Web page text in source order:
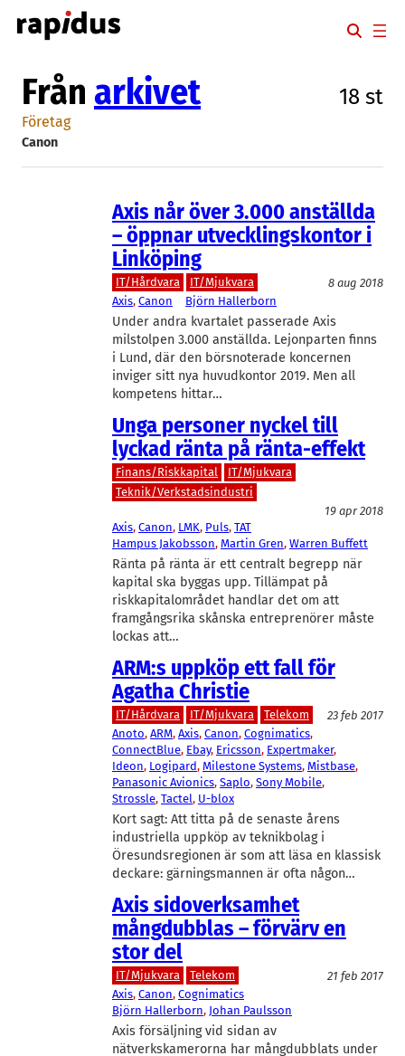
Hoppa
till
Från arkivet 18 st
Företag
Canon
Axis når över 3.000 anställda
– öppnar utvecklingskontor i
Linköping
IT/Hårdvara IT/Mjukvara
8 aug 2018
Axis, Canon Björn Hallerborn
Under andra kvartalet passerade Axis
milstolpen 3.000 anställda. Lejonparten finns
i Lund, där den börsnoterade koncernen
inviger sitt nya huvudkontor 2019. Men all
kompetens hittar…
Unga personer nyckel till
lyckad ränta på ränta-effekt
Finans/Riskkapital
IT/Mjukvara
Teknik/Verkstadsindustri
19 apr 2018
Axis, Canon, LMK, Puls, TAT
Hampus Jakobsson, Martin Gren, Warren Buffett
Ränta på ränta är ett centralt begrepp när
kapital ska byggas upp. Tillämpat på
riskkapitalområdet handlar det om att
framgångsrika skånska entreprenörer måste
lockas att…
ARM:s uppköp ett fall för
Agatha Christie
IT/Hårdvara IT/Mjukvara Telekom
23 feb 2017
Anoto, ARM, Axis, Canon, Cognimatics
ConnectBlue, Ebay, Ericsson, Expertmaker
Ideon, Logipard, Milestone Systems, Mistbase
Panasonic Avionics, Saplo, Sony Mobile
Strossle, Tactel, U-blox
Kort sagt: Att titta på de senaste årens
industriella uppköp av teknikbolag i
Öresundsregionen är som att läsa en klassisk
deckare: gärningsmannen är ofta någon…
Axis sidoverksamhet
mångdubblas – förvärv en
stor del
IT/Mjukvara Telekom
21 feb 2017
Axis, Canon, Cognimatics
Björn Hallerborn, Johan Paulsson
Axis försäljning vid sidan av
nätverkskamerorna har mångdubblats under